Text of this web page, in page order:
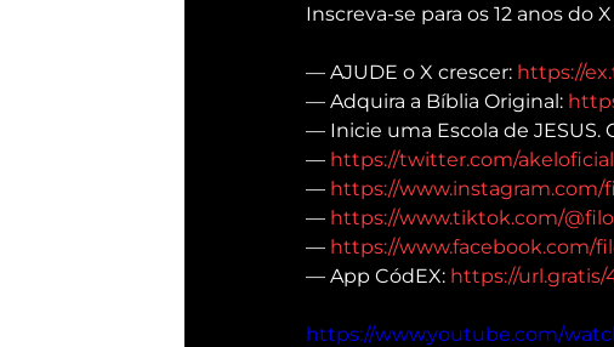
Inscreva-se para os 12 anos do
— AJUDE o X crescer: https://
— Adquira a Bíblia Original:
— Inicie uma Escola de JESUS.
— https://twitter.com/akeloficial
— https://www.instagram.com/
— https://www.tiktok.com/
— https://www.facebook.com/
— App CódEX: https://url.gratis/
https://www.youtube.com/